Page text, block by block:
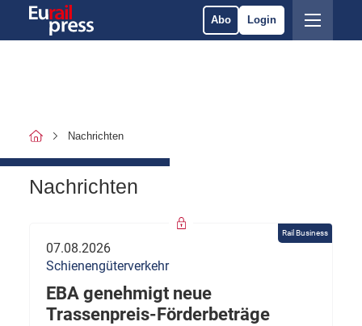
Abo Login
Nachrichten
Nachrichten
Rail Business
07.08.2026
Schienengüterverkehr
EBA genehmigt neue
Trassenpreis-Förderbeträge